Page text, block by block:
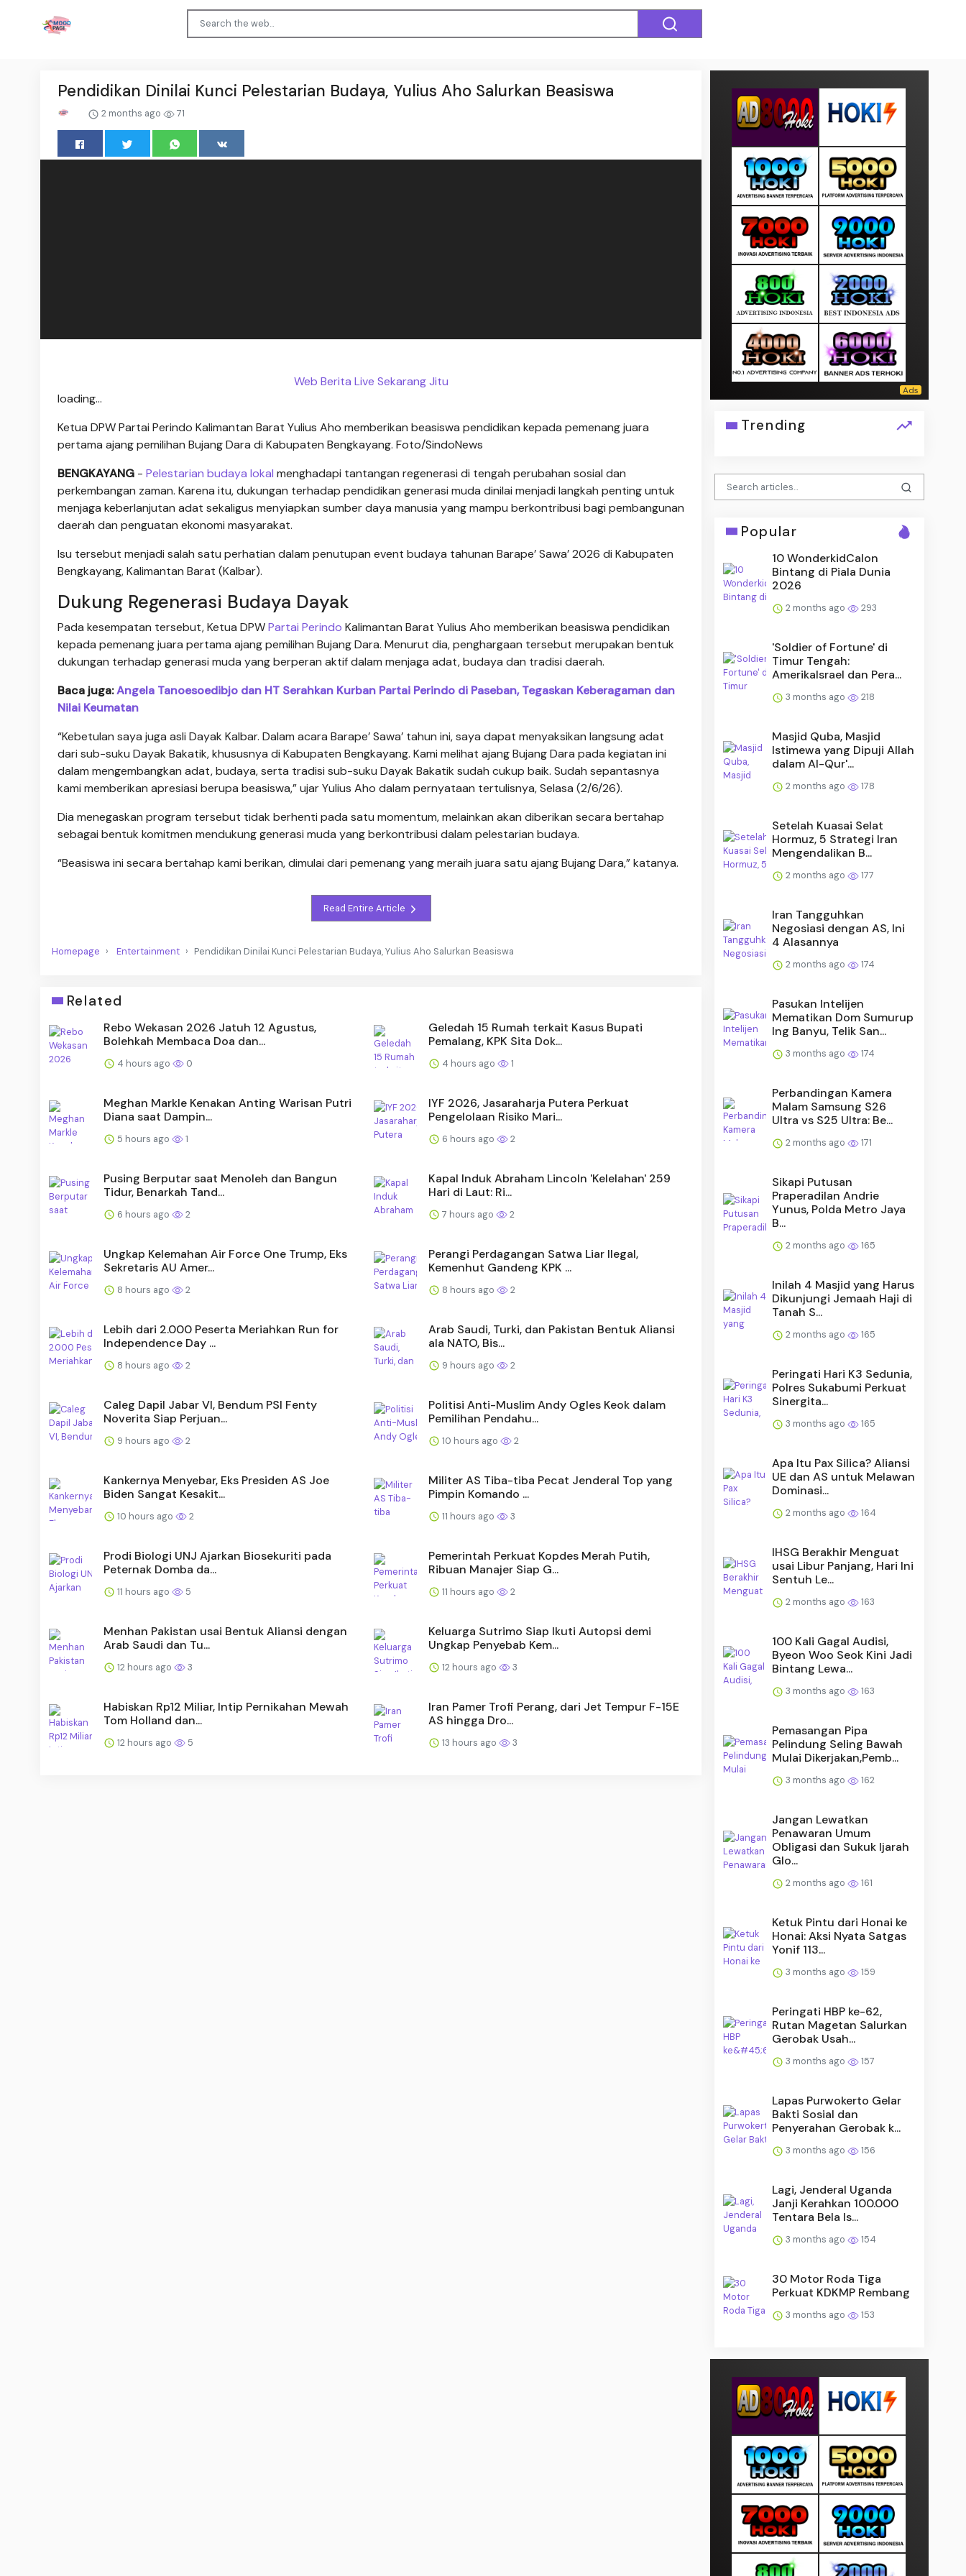
Pendidikan Dinilai Kunci Pelestarian Budaya, Yulius Aho Salurkan Beasiswa
2 months ago 71
Web Berita Live Sekarang Jitu
loading...
Ketua DPW Partai Perindo Kalimantan Barat Yulius Aho memberikan beasiswa pendidikan kepada pemenang juara
pertama ajang pemilihan Bujang Dara di Kabupaten Bengkayang. Foto/SindoNews
BENGKAYANG - Pelestarian budaya lokal menghadapi tantangan regenerasi di tengah perubahan sosial dan
perkembangan zaman. Karena itu, dukungan terhadap pendidikan generasi muda dinilai menjadi langkah penting untuk
menjaga keberlanjutan adat sekaligus menyiapkan sumber daya manusia yang mampu berkontribusi bagi pembangunan
daerah dan penguatan ekonomi masyarakat.
Isu tersebut menjadi salah satu perhatian dalam penutupan event budaya tahunan Barape’ Sawa’ 2026 di Kabupaten
Bengkayang, Kalimantan Barat (Kalbar).
Dukung Regenerasi Budaya Dayak
Pada kesempatan tersebut, Ketua DPWPartai Perindo Kalimantan Barat Yulius Aho memberikan beasiswa pendidikan
kepada pemenang juara pertama ajang pemilihan Bujang Dara. Menurut dia, penghargaan tersebut merupakan bentuk
dukungan terhadap generasi muda yang berperan aktif dalam menjaga adat, budaya dan tradisi daerah.
Baca juga:Angela Tanoesoedibjo dan HT Serahkan Kurban Partai Perindo di Paseban, Tegaskan Keberagaman dan
Nilai Keumatan
“Kebetulan saya juga asli Dayak Kalbar. Dalam acara Barape’ Sawa’ tahun ini, saya dapat menyaksikan langsung adat
dari sub-suku Dayak Bakatik, khususnya di Kabupaten Bengkayang. Kami melihat ajang Bujang Dara pada kegiatan ini
dalam mengembangkan adat, budaya, serta tradisi sub-suku Dayak Bakatik sudah cukup baik. Sudah sepantasnya
kami memberikan apresiasi berupa beasiswa,” ujar Yulius Aho dalam pernyataan tertulisnya, Selasa (2/6/26).
Dia menegaskan program tersebut tidak berhenti pada satu momentum, melainkan akan diberikan secara bertahap
sebagai bentuk komitmen mendukung generasi muda yang berkontribusi dalam pelestarian budaya.
“Beasiswa ini secara bertahap kami berikan, dimulai dari pemenang yang meraih juara satu ajang Bujang Dara,” katanya.
Read Entire Article
Homepage Entertainment Pendidikan Dinilai Kunci Pelestarian Budaya, Yulius Aho Salurkan Beasiswa
Related
Rebo Wekasan 2026 Jatuh 12 Agustus,
Bolehkah Membaca Doa dan...
4 hours ago 0
Geledah 15 Rumah terkait Kasus Bupati
Pemalang, KPK Sita Dok...
4 hours ago 1
Meghan Markle Kenakan Anting Warisan Putri
Diana saat Dampin...
5 hours ago 1
IYF 2026, Jasaraharja Putera Perkuat
Pengelolaan Risiko Mari...
6 hours ago 2
Pusing Berputar saat Menoleh dan Bangun
Tidur, Benarkah Tand...
6 hours ago 2
Kapal Induk Abraham Lincoln 'Kelelahan' 259
Hari di Laut: Ri...
7 hours ago 2
Ungkap Kelemahan Air Force One Trump, Eks
Sekretaris AU Amer...
8 hours ago 2
Perangi Perdagangan Satwa Liar Ilegal,
Kemenhut Gandeng KPK ...
8 hours ago 2
Lebih dari 2.000 Peserta Meriahkan Run for
Independence Day ...
8 hours ago 2
Arab Saudi, Turki, dan Pakistan Bentuk Aliansi
ala NATO, Bis...
9 hours ago 2
Caleg Dapil Jabar VI, Bendum PSI Fenty
Noverita Siap Perjuan...
9 hours ago 2
Politisi Anti-Muslim Andy Ogles Keok dalam
Pemilihan Pendahu...
10 hours ago 2
Kankernya Menyebar, Eks Presiden AS Joe
Biden Sangat Kesakit...
10 hours ago 2
Militer AS Tiba-tiba Pecat Jenderal Top yang
Pimpin Komando ...
11 hours ago 3
Prodi Biologi UNJ Ajarkan Biosekuriti pada
Peternak Domba da...
11 hours ago 5
Pemerintah Perkuat Kopdes Merah Putih,
Ribuan Manajer Siap G...
11 hours ago 2
Menhan Pakistan usai Bentuk Aliansi dengan
Arab Saudi dan Tu...
12 hours ago 3
Keluarga Sutrimo Siap Ikuti Autopsi demi
Ungkap Penyebab Kem...
12 hours ago 3
Habiskan Rp12 Miliar, Intip Pernikahan Mewah
Tom Holland dan...
12 hours ago 5
Iran Pamer Trofi Perang, dari Jet Tempur F-15E
AS hingga Dro...
13 hours ago 3
Trending
Popular
10 WonderkidCalon
Bintang di Piala Dunia
2026
2 months ago 293
'Soldier of Fortune' di
Timur Tengah:
AmerikaIsrael dan Pera...
3 months ago 218
Masjid Quba, Masjid
Istimewa yang Dipuji Allah
dalam Al-Qur'...
2 months ago 178
Setelah Kuasai Selat
Hormuz, 5 Strategi Iran
Mengendalikan B...
2 months ago 177
Iran Tangguhkan
Negosiasi dengan AS, Ini
4 Alasannya
2 months ago 174
Pasukan Intelijen
Mematikan Dom Sumurup
Ing Banyu, Telik San...
3 months ago 174
Perbandingan Kamera
Malam Samsung S26
Ultra vs S25 Ultra: Be...
2 months ago 171
Sikapi Putusan
Praperadilan Andrie
Yunus, Polda Metro Jaya
B...
2 months ago 165
Inilah 4 Masjid yang Harus
Dikunjungi Jemaah Haji di
Tanah S...
2 months ago 165
Peringati Hari K3 Sedunia,
Polres Sukabumi Perkuat
Sinergita...
3 months ago 165
Apa Itu Pax Silica? Aliansi
UE dan AS untuk Melawan
Dominasi...
2 months ago 164
IHSG Berakhir Menguat
usai Libur Panjang, Hari Ini
Sentuh Le...
2 months ago 163
100 Kali Gagal Audisi,
Byeon Woo Seok Kini Jadi
Bintang Lewa...
3 months ago 163
Pemasangan Pipa
Pelindung Seling Bawah
Mulai Dikerjakan,Pemb...
3 months ago 162
Jangan Lewatkan
Penawaran Umum
Obligasi dan Sukuk Ijarah
Glo...
2 months ago 161
Ketuk Pintu dari Honai ke
Honai: Aksi Nyata Satgas
Yonif 113...
3 months ago 159
Peringati HBP ke-62,
Rutan Magetan Salurkan
Gerobak Usah...
3 months ago 157
Lapas Purwokerto Gelar
Bakti Sosial dan
Penyerahan Gerobak k...
3 months ago 156
Lagi, Jenderal Uganda
Janji Kerahkan 100.000
Tentara Bela Is...
3 months ago 154
30 Motor Roda Tiga
Perkuat KDKMP Rembang
3 months ago 153